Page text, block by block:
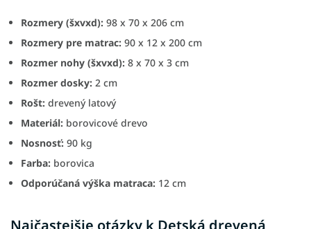
Rozmery (šxvxd): 98 x 70 x 206 cm
Rozmery pre matrac: 90 x 12 x 200 cm
Rozmer nohy (šxvxd): 8 x 70 x 3 cm
Rozmer dosky: 2 cm
Rošt: drevený latový
Materiál: borovicové drevo
Nosnosť: 90 kg
Farba: borovica
Odporúčaná výška matraca: 12 cm
Najčastejšie otázky k Detská drevená